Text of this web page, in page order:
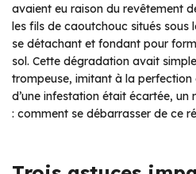
avaient eu raison du revêtement
les fils de caoutchouc situés sous
se détachant et fondant pour
sol. Cette dégradation avait
trompeuse, imitant à la perfection
d’une infestation était écartée,
: comment se débarrasser de ce